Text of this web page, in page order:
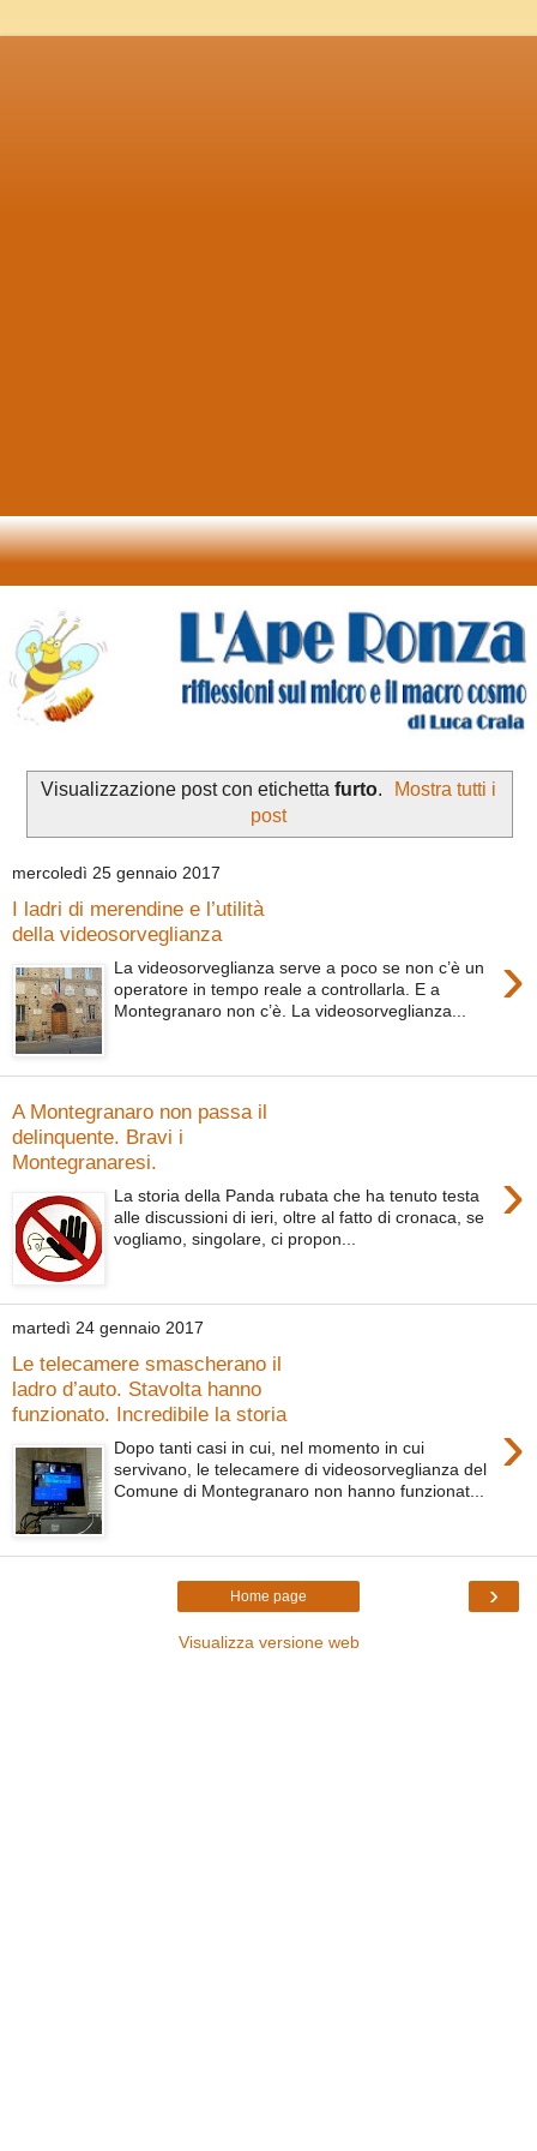
Visualizzazione post con etichetta furto.
Mostra tutti i
post
mercoledì 25 gennaio 2017
I ladri di merendine e l’utilità
della videosorveglianza
›
La videosorveglianza serve a poco se non c’è un
operatore in tempo reale a controllarla. E a
Montegranaro non c’è. La videosorveglianza...
A Montegranaro non passa il
delinquente. Bravi i
Montegranaresi.
›
La storia della Panda rubata che ha tenuto testa
alle discussioni di ieri, oltre al fatto di cronaca, se
vogliamo, singolare, ci propon...
martedì 24 gennaio 2017
Le telecamere smascherano il
ladro d’auto. Stavolta hanno
funzionato. Incredibile la storia
›
Dopo tanti casi in cui, nel momento in cui
servivano, le telecamere di videosorveglianza del
Comune di Montegranaro non hanno funzionat...
›
Home page
Visualizza versione web